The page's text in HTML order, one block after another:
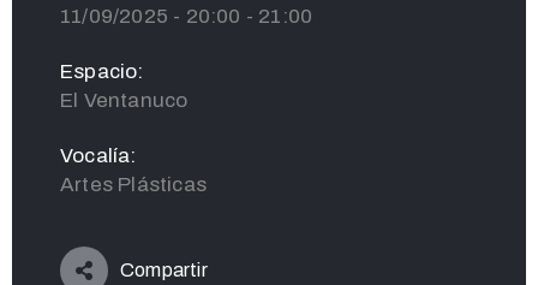
11/09/2025 - 20:00 - 21:00
Espacio:
El Ventanuco
Vocalía:
Artes Plásticas
Compartir